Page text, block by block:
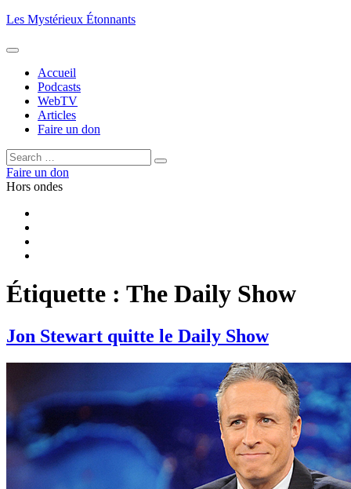
Aller
contenu
Les Mystérieux Étonnants
Accueil
Podcasts
WebTV
Articles
Faire un don
Rechercher :
Rechercher
Faire un don
Hors ondes
Étiquette : The Daily Show
Jon Stewart quitte le Daily Show